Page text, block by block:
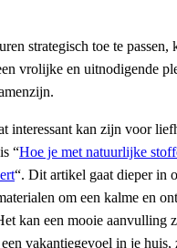
strategisch toe te passen,
vrolijke en uitnodigende
interessant kan zijn voor
“Hoe je met natuurlijke
“. Dit artikel gaat dieper in
om een kalme en
kan een mooie aanvulling
vakantiegevoel in je huis,